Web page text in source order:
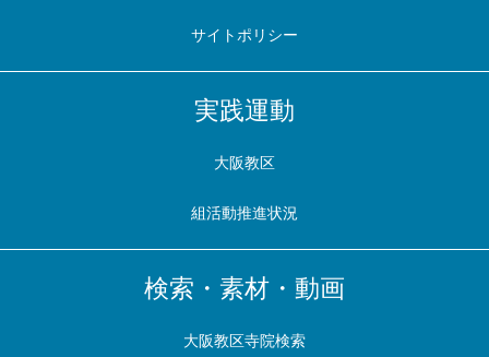
サイトポリシー
実践運動
大阪教区
組活動推進状況
検索・素材・動画
大阪教区寺院検索